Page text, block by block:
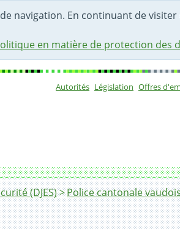
navigation. En continuant de
en matière de protection des
Autorités Législation Offres
(DJES) Police cantonale